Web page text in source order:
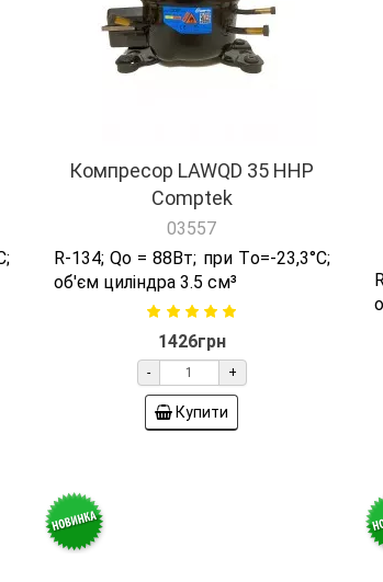
Компресор LAWQD 35 HHP
R-134; Qо = 88Вт; при Tо=-23,3°C;
об'єм циліндра 3.5 см³
- +
Купити